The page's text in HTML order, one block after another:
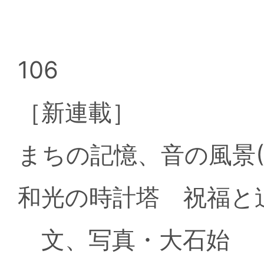
106
［新連載］
まちの記憶、音の風
和光の時計塔 祝福と
文、写真・大石始